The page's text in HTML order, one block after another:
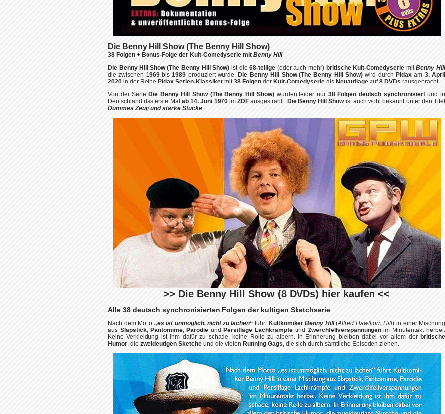
Die Benny Hill Show (The Benny Hill Show)
38 Folgen + Bonus-Folge der Kult-Comedyserie mit Benny Hill
Die Benny Hill Show (The Benny Hill Show) ist die68-teilige (oder auch mehr) britische Kult-Comedyserie mitBenny Hill
die zwischen 1969bis1989 produziert wurde.Die Benny Hill Show (The Benny Hill Show)wird durch Pidax am 3. April
2020 in der Reihe Pidax Serien-Klassiker mit38 Folgen der Kult-Comedyserie als Neuauflage auf8 DVDs rausgebracht.
Von der SerieDie Benny Hill Show (The Benny Hill Show)wurden leider nur 38 Folgen deutsch synchronisiertund in
Deutschland das erste Mal ab 14. Juni 1970imZDFausgestrahlt. Die Benny Hill Showist auch wohl bekannt unter den Titel
Dummes Zeug und starke Stücke.
>> Die Benny Hill Show (8 DVDs) hier kaufen <<
Alle 38 deutsch synchronisierten Folgen der kultigen Sketchserie
Nach dem Motto „es ist unmöglich, nicht zu lachen“führt KultkomikerBenny Hill(Alfred Hawthorn Hill) in einer Mischung
aus Slapstick, Pantomime,ParodieundPersiflage Lachkrämpfeund Zwerchfellverspannungenim Minutentakt herbei.
Keine Verkleidung ist ihm dafür zu schade, keine Rolle zu albern. In Erinnerung bleiben dabei vor allem derbritische
Humor, die zweideutigen Sketche und die vielen Running Gags, die sich durch sämtliche Episoden ziehen.